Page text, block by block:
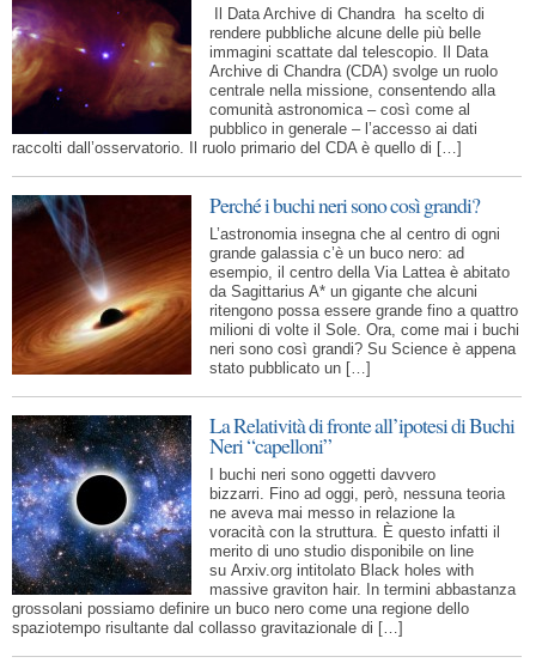
Il Data Archive di Chandra ha scelto di
rendere pubbliche alcune delle più belle
immagini scattate dal telescopio. Il Data
Archive di Chandra (CDA) svolge un ruolo
centrale nella missione, consentendo alla
comunità astronomica – così come al
pubblico in generale – l’accesso ai dati
raccolti dall’osservatorio. Il ruolo primario del CDA è quello di […]
Perché i buchi neri sono così grandi?
L’astronomia insegna che al centro di ogni
grande galassia c’è un buco nero: ad
esempio, il centro della Via Lattea è abitato
da Sagittarius A* un gigante che alcuni
ritengono possa essere grande fino a quattro
milioni di volte il Sole. Ora, come mai i buchi
neri sono così grandi? Su Science è appena
stato pubblicato un […]
La Relatività di fronte all’ipotesi di Buchi
Neri “capelloni”
I buchi neri sono oggetti davvero
bizzarri. Fino ad oggi, però, nessuna teoria
ne aveva mai messo in relazione la
voracità con la struttura. È questo infatti il
merito di uno studio disponibile on line
su Arxiv.org intitolato Black holes with
massive graviton hair. In termini abbastanza
grossolani possiamo definire un buco nero come una regione dello
spaziotempo risultante dal collasso gravitazionale di […]